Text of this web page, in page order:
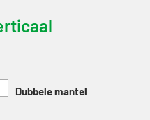
Dubbele mantel